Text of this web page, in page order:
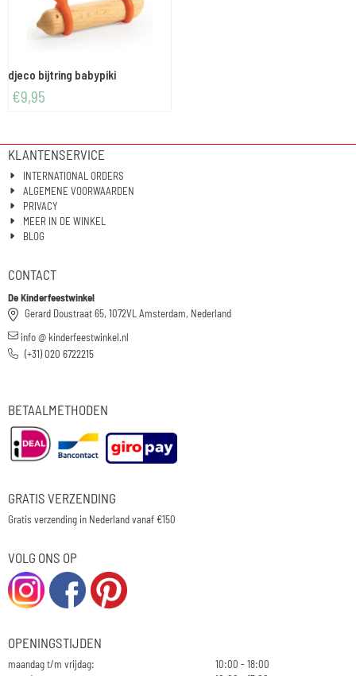
djeco bijtring babypiki
€9,95
KLANTENSERVICE
INTERNATIONAL ORDERS
ALGEMENE VOORWAARDEN
PRIVACY
MEER IN DE WINKEL
BLOG
CONTACT
De Kinderfeestwinkel
Gerard Doustraat 65, 1072VL Amsterdam, Nederland
info @ kinderfeestwinkel.nl
(+31) 020 6722215
BETAALMETHODEN
GRATIS VERZENDING
Gratis verzending in Nederland vanaf €150
VOLG ONS OP
OPENINGSTIJDEN
maandag t/m vrijdag:
10:00 - 18:00